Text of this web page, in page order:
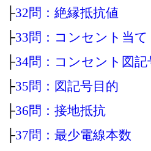
├32問：絶縁抵抗値
├33問：コンセント当て
├34問：コンセント図記
├35問：図記号目的
├36問：接地抵抗
├37問：最少電線本数